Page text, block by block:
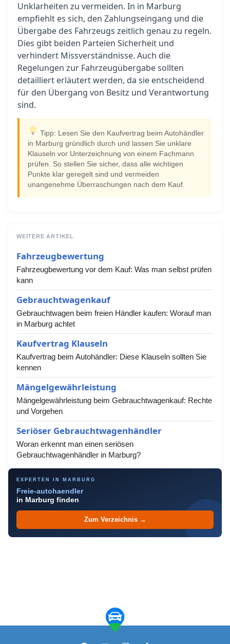
Unklarheiten zu vermeiden. In in Marburg
empfiehlt es sich, den Zahlungseingang und die
Übergabe des Fahrzeugs zeitlich genau zu regeln.
Dies gibt beiden Parteien Sicherheit und
verhindert Missverständnisse. Auch die
Regelungen zur Fahrzeugübergabe sollten
detailliert erläutert werden, da sie entscheidend
für den Übergang von Besitz und Verantwortung
sind.
Tipp: Lesen Sie den Kaufvertrag beim Autohändler
in Marburg gründlich durch und lassen Sie unklare
Klauseln vor Unterzeichnung von einem Fachmann
prüfen. So stellen Sie sicher, dass alle wichtigen
Punkte klar geregelt sind und vermeiden
unangenehme Überraschungen nach dem Kauf.
WEITERE ARTIKEL
Fahrzeugbewertung
Fahrzeugbewertung vor dem Kauf: Was man selbst prüfen
kann
Gebrauchtwagenkauf
Gebrauchtwagen beim freien Händler kaufen: Worauf man
in Marburg achtet
Kaufvertrag Klauseln
Kaufvertrag beim Autohändler: Diese Klauseln sollten Sie
kennen
Mängelgewährleistung
Mängelgewährleistung beim Gebrauchtwagenkauf: Rechte
und Vorgehen
Seriöser Gebrauchtwagenhändler
Woran erkennt man einen seriösen
Gebrauchtwagenhändler in Marburg?
EXPERTEN IN MARBURG
Freie-autohaendler
in Marburg finden
Zum Verzeichnis →